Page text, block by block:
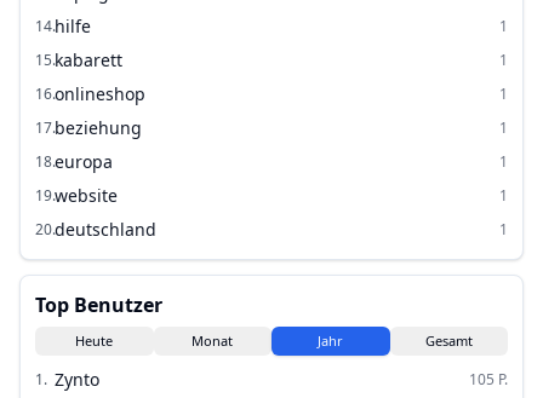
14.hilfe
1
15.kabarett
1
16.onlineshop
1
17.beziehung
1
18.europa
1
19.website
1
20.deutschland 1
Top Benutzer
Heute Monat Jahr Gesamt
1. Zynto 105 P.